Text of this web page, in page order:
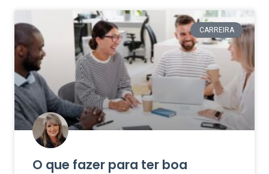
CARREIRA
O que fazer para ter boa